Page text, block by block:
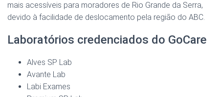
mais acessíveis para moradores de Rio Grande da Serra,
devido à facilidade de deslocamento pela região do ABC.
Laboratórios credenciados do GoCare
Alves SP Lab
Avante Lab
Labi Exames